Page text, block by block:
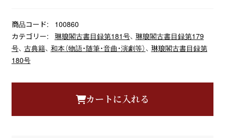
商品コード:
100860
カテゴリー:
琳琅閣古書目録第181号、 琳琅閣古書目録第179
号、 古典籍、 和本（物語・随筆・音曲・演劇等） 、 琳琅閣古書目録第
180号
カートに入れる